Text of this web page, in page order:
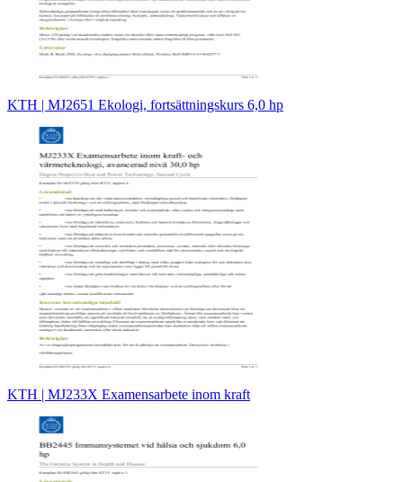
KTH | MJ2651 Ekologi, fortsättningskurs 6,0 hp
KTH | MJ233X Examensarbete inom kraft